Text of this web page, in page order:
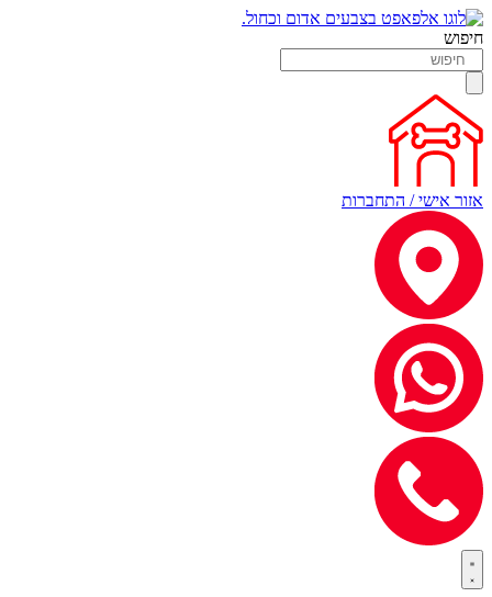
חיפוש
אזור אישי / התחברות